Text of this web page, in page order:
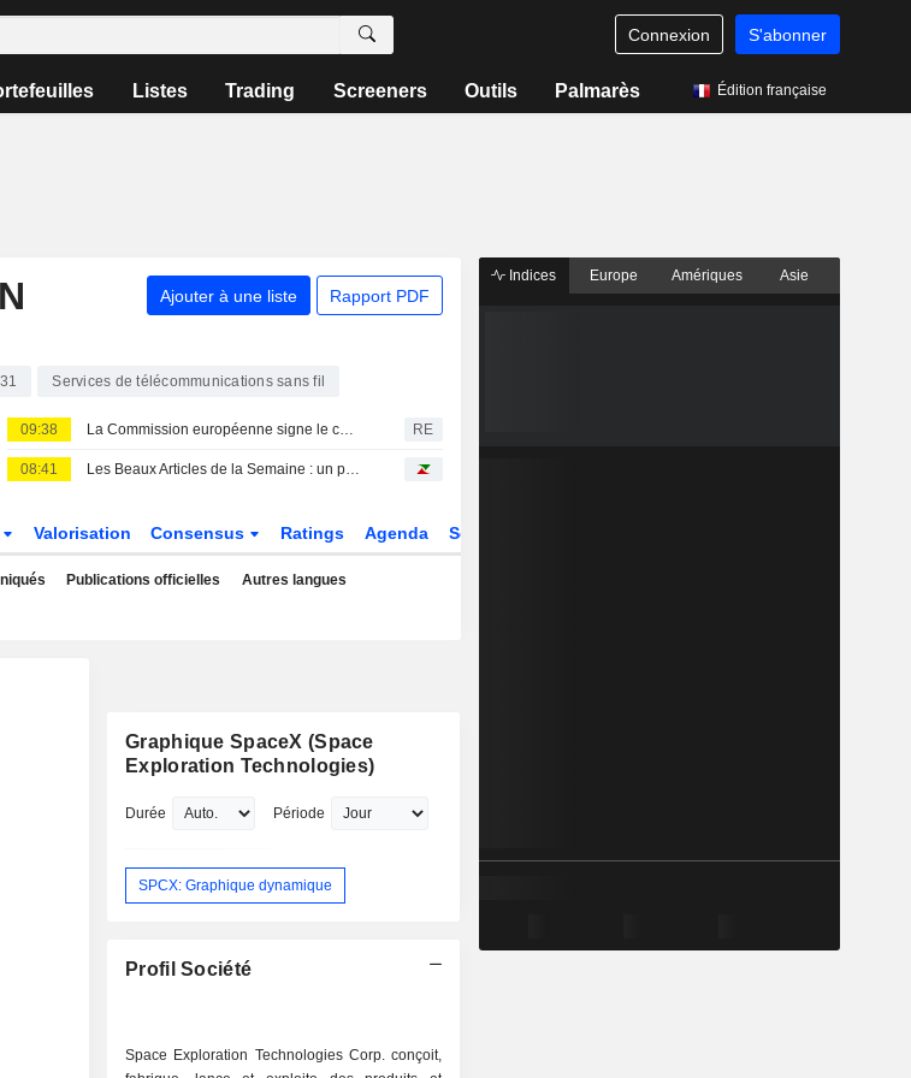
Connexion S'abonner
Listes Trading Screeners Outils Palmarès Édition française
Ajouter à une liste Rapport PDF
Services de télécommunications sans fil
09:38 La Commission européenne signe le contrat de déploiement de la constellation de satellites IRIS2 RE
08:41 Les Beaux Articles de la Semaine : un peu de foot, beaucoup d'IA et un soupçon de complotisme
Valorisation Consensus Ratings Agenda Secteur
Publications officielles Autres langues
Graphique SpaceX (Space
Exploration Technologies)
Durée Période
SPCX: Graphique dynamique
Profil Société
Space Exploration Technologies Corp. conçoit,
Indices Europe Amériques Asie